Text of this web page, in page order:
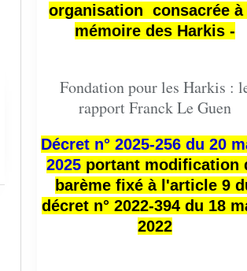
organisation consacrée à
mémoire des Harkis -
Fondation pour les Harkis :
rapport Franck Le Guen
Décret n° 2025-256 du 20
2025 portant modification
barème fixé à l'article 9
décret n° 2022-394 du 18
2022